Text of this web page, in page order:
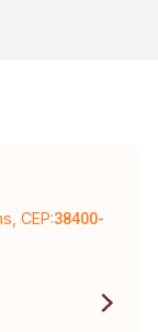
CEP:38400-